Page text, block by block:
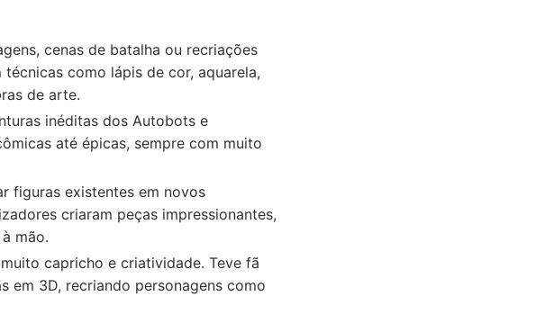
cenas de batalha ou recriações
como lápis de cor, aquarela,
de arte.
inéditas dos Autobots e
até épicas, sempre com muito
figuras existentes em novos
criaram peças impressionantes,
mão.
capricho e criatividade. Teve fã
em 3D, recriando personagens como